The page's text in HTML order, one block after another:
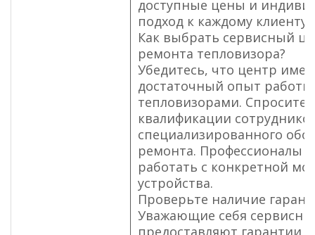
доступные цены и
подход к каждому клиенту.
Как выбрать сервисный
ремонта тепловизора?
Убедитесь, что центр
достаточный опыт работы
тепловизорами. Спросите
квалификации
специализированного
ремонта. Профессионалы
работать с конкретной
устройства.
Проверьте наличие
Уважающие себя
предоставляют гарантии